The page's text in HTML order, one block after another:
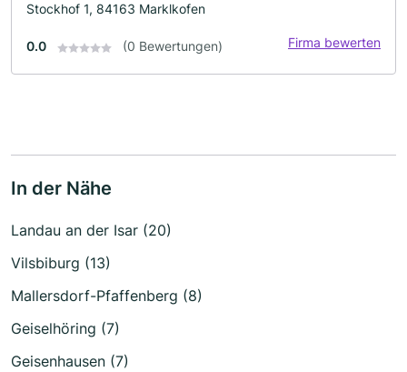
Stockhof 1, 84163 Marklkofen
0.0 (0 Bewertungen) Firma bewerten
In der Nähe
Landau an der Isar (20)
Vilsbiburg (13)
Mallersdorf-Pfaffenberg (8)
Geiselhöring (7)
Geisenhausen (7)